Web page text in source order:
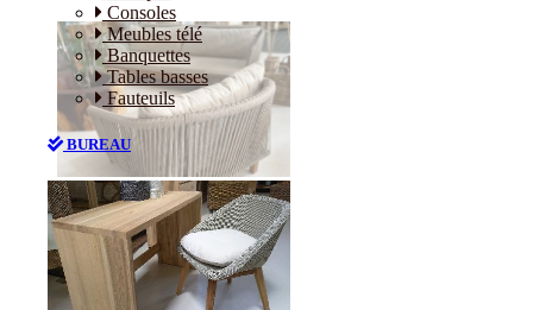
Consoles
Meubles télé
Banquettes
Tables basses
Fauteuils
BUREAU
Canapés
Consoles
Meubles télé
Banquettes
Tables basses
Fauteuils